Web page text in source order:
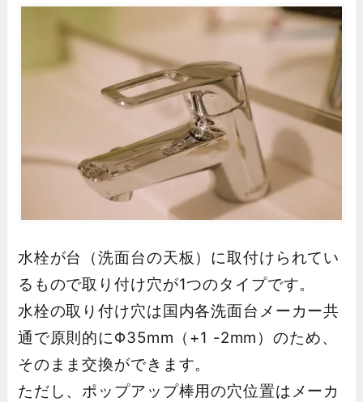
水栓が台（洗面台の天板）に取付けられてい
るもので取り付け穴が1つのタイプです。
水栓の取り付け穴は国内各洗面台メーカー共
通で原則的にΦ35mm（+1 -2mm）のため、
そのまま交換ができます。
ただし、ポップアップ棒用の穴位置はメーカ